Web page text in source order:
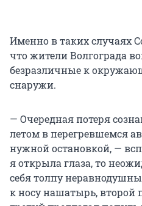
Именно в таких случаях
что жители Волгограда
безразличные к
снаружи.
— Очередная потеря
летом в перегревшемся
нужной остановкой, —
я открыла глаза, то
себя толпу
к носу нашатырь, второй